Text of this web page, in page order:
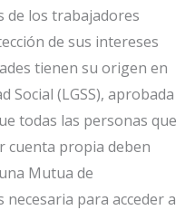
de los trabajadores
de sus intereses
tienen su origen en
Social (LGSS), aprobada
todas las personas que
cuenta propia deben
Mutua de
para acceder a